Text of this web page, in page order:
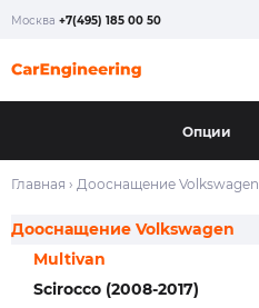
Москва +7(495) 185 00 50
Опции
Главная › Дооснащение Volkswagen
Дооснащение Volkswagen
Scirocco (2008-2017)
Multivan